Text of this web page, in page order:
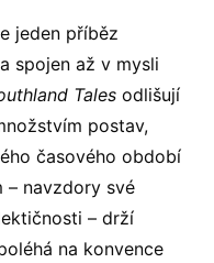
jeden příběz
spojen až v mysli
Tales odlišují
postav,
časového období
– navzdory své
– drží
na konvence